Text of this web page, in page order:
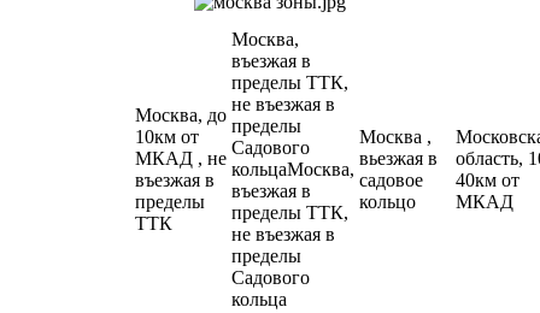
Москва, до
10км от
МКАД , не
въезжая в
пределы
ТТК
Москва,
въезжая в
пределы ТТК,
не въезжая в
пределы
Садового
кольцаМосква,
въезжая в
пределы ТТК,
не въезжая в
пределы
Садового
кольца
Москва ,
вьезжая в
садовое
кольцо
область,
40км от
МКАД